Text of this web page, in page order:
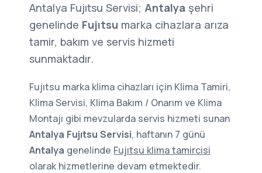
Antalya Fujıtsu Servisi; Antalya şehri
genelinde Fujıtsu marka cihazlara arıza
tamir, bakım ve servis hizmeti
sunmaktadır.
Fujıtsu marka klima cihazları için Klima Tamiri,
Klima Servisi, Klima Bakım / Onarım ve Klima
Montajı gibi mevzularda servis hizmeti sunan
Antalya Fujıtsu Servisi, haftanın 7 günü
Antalya genelinde Fujıtsu klima tamircisi
olarak hizmetlerine devam etmektedir.